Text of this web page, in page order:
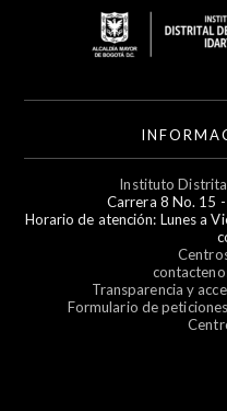
Instituto
Carrera 8 No. 15
Horario de atención: Lunes a
Transparencia y
Formulario de